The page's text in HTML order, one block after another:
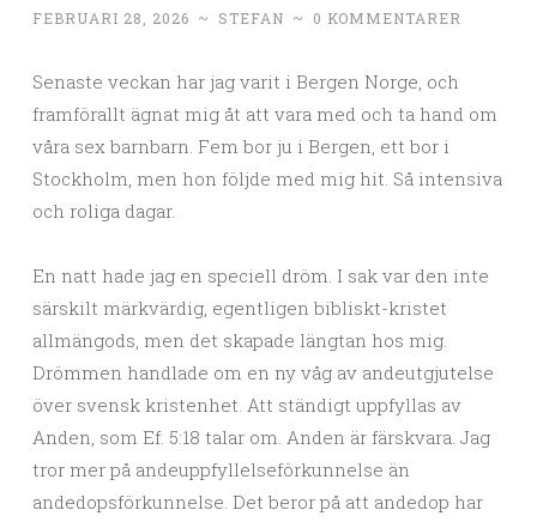
FEBRUARI 28, 2026 ~ STEFAN ~ 0 KOMMENTARER
Senaste veckan har jag varit i Bergen Norge, och
framförallt ägnat mig åt att vara med och ta hand om
våra sex barnbarn. Fem bor ju i Bergen, ett bor i
Stockholm, men hon följde med mig hit. Så intensiva
och roliga dagar.
En natt hade jag en speciell dröm. I sak var den inte
särskilt märkvärdig, egentligen bibliskt-kristet
allmängods, men det skapade längtan hos mig.
Drömmen handlade om en ny våg av andeutgjutelse
över svensk kristenhet. Att ständigt uppfyllas av
Anden, som Ef. 5:18 talar om. Anden är färskvara. Jag
tror mer på andeuppfyllelseförkunnelse än
andedopsförkunnelse. Det beror på att andedop har